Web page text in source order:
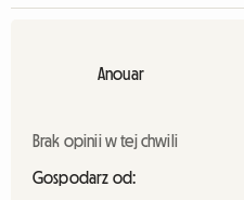
Anouar
Brak opinii w tej chwili
Gospodarz od: